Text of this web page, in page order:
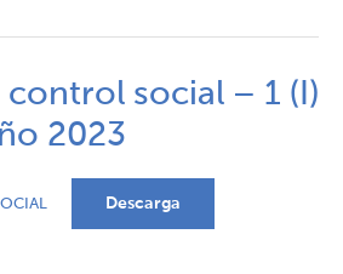
control social – 1 (I)
2023
Descarga